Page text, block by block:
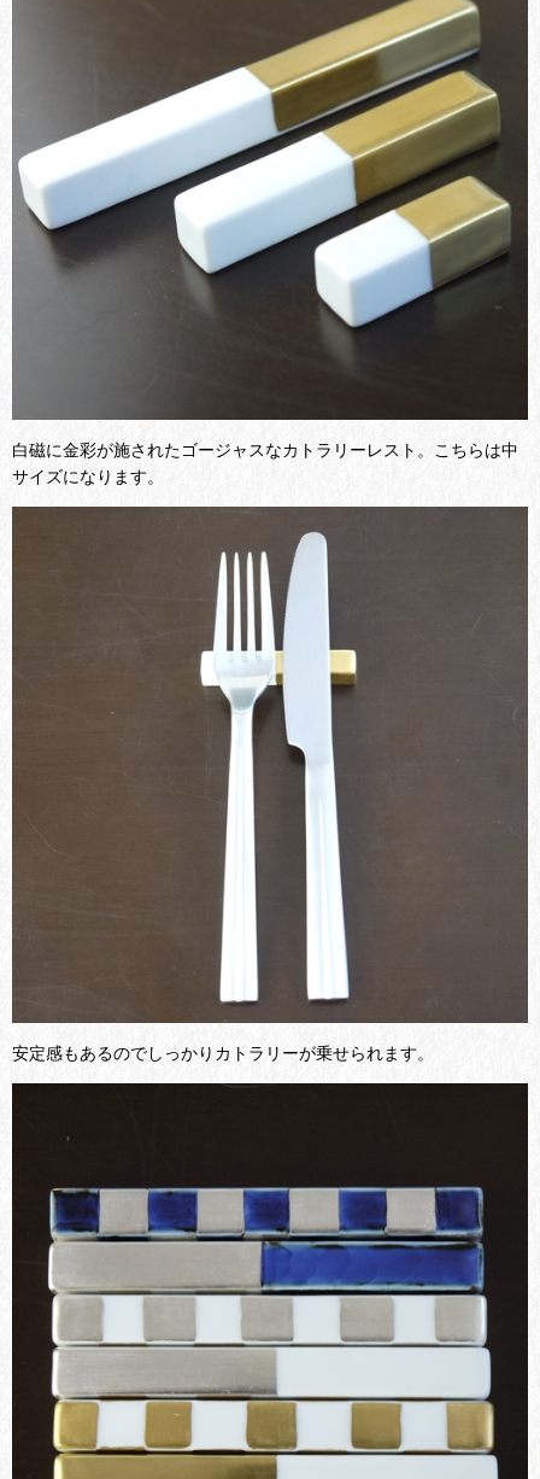
白磁に金彩が施されたゴージャスなカトラリーレスト。こちらは中
サイズになります。
安定感もあるのでしっかりカトラリーが乗せられます。